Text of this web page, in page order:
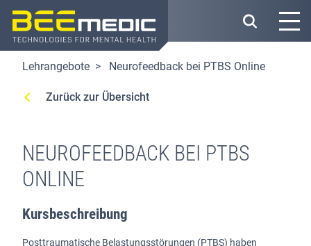
Direkt
zum
Inhalt
Lehrangebote
Neurofeedback bei PTBS Online
Zurück zur Übersicht
NEUROFEEDBACK BEI PTBS
ONLINE
Kursbeschreibung
Posttraumatische Belastungsstörungen (PTBS) haben